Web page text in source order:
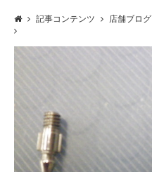
サービス全般
修理・メンテナンス工賃
記事コンテンツ 店舗ブログ